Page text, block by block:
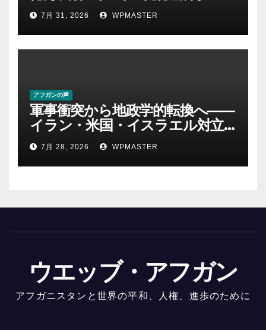
7月 31, 2026 WPMASTER
アフガンの声
軍事衝突から地政学的転換へ――
イラン・米国・イスラエル対立
後の中東 権力、抵抗、世界秩序
を問い直す-第２部
7月 28, 2026 WPMASTER
ウエッブ・アフガン
アフガニスタンと世界の平和、人権、進歩のために